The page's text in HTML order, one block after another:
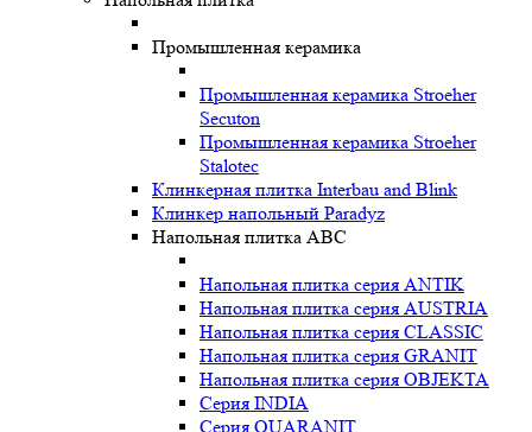
Промышленная керамика
Промышленная керамика Stroeher
Secuton
Промышленная керамика Stroeher
Stalotec
Клинкерная плитка Interbau and Blink
Клинкер напольный Paradyz
Напольная плитка ABC
Напольная плитка серия ANTIK
Напольная плитка серия AUSTRIA
Напольная плитка серия CLASSIC
Напольная плитка серия GRANIT
Напольная плитка серия OBJEKTA
Серия INDIA
Серия QUARANIT